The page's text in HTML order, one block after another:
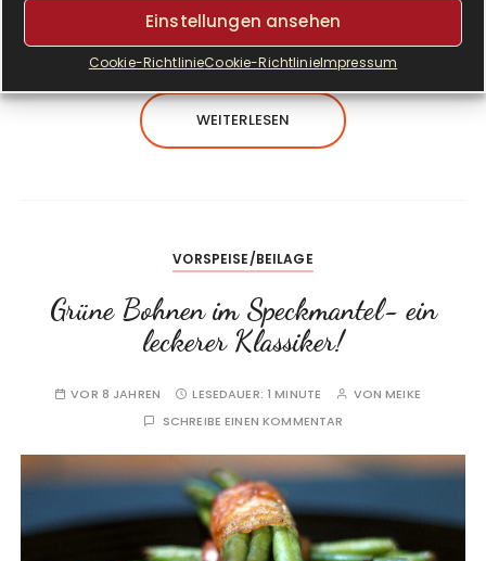
Einstellungen ansehen
Cookie-RichtlinieCookie-RichtlinieImpressum
auf Ostern. Da rückt für ein paar Tage die
Familie…
WEITERLESEN
VORSPEISE/BEILAGE
Grüne Bohnen im Speckmantel- ein
leckerer Klassiker!
VOR 8 JAHREN LESEDAUER:1 MINUTE VONMEIKE
SCHREIBE EINEN KOMMENTAR